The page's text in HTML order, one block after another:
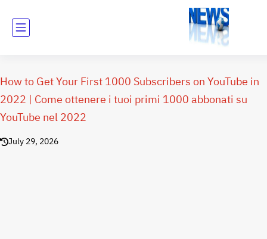
How to Get Your First 1000 Subscribers on YouTube in
2022 | Come ottenere i tuoi primi 1000 abbonati su
YouTube nel 2022
July 29, 2026